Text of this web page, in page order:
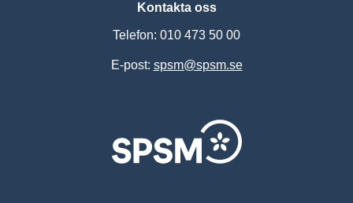
Kontakta oss
Telefon: 010 473 50 00
E-post: spsm@spsm.se